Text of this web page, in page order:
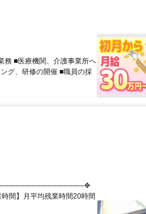
務 ■医療機関、介護事業所へ
グ、研修の開催 ■職員の採
✥─────────────────✥
間】月平均残業時間20時間